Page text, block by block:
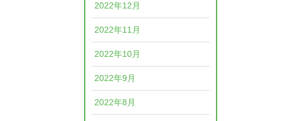
2022年12月
2022年11月
2022年10月
2022年9月
2022年8月